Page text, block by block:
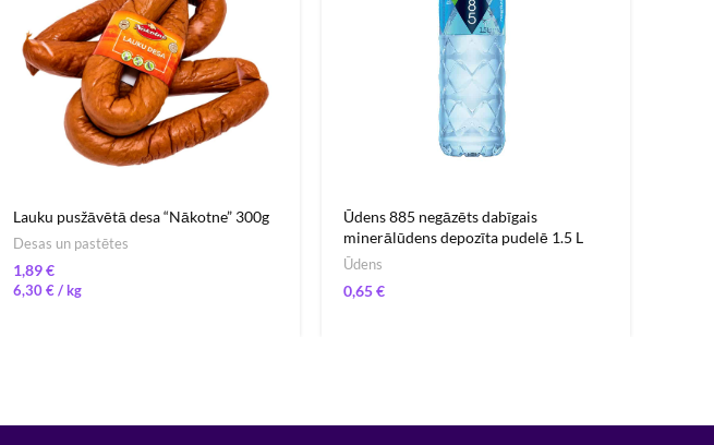
Lauku pusžāvētā desa “Nākotne” 300g
Desas un pastētes
€
6,30€ /
Ūdens 885 negāzēts dabīgais
minerālūdens depozīta pudelē 1.5 L
Ūdens
€